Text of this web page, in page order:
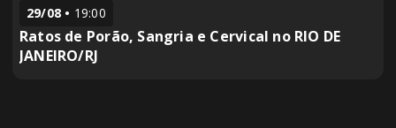
29/08 19:00
Ratos de Porão, Sangria e Cervical no RIO DE
JANEIRO/RJ